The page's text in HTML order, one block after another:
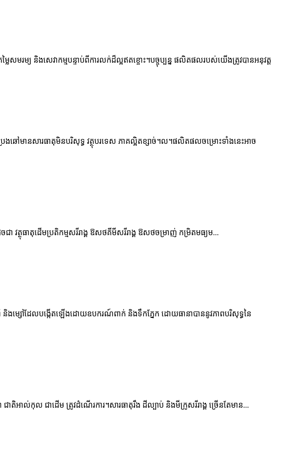
ម្យ និងសេវាកម្មបន្ទាប់ពីការលក់ដ៏ល្អឥតខ្ចោះ។បច្ចុប្បន្ន ផលិតផលរបស់យើងត្រូវបានអនុវត្ត
រេងឆៅមានសារធាតុមិនបរិសុទ្ធ វត្ថុបរទេស ភាគល្អិតខ្សាច់។ល។ផលិតផលចម្រោះទាំងនេះអាច
វត្ថុធាតុដើមប្រតិកម្មសរីរាង្គ ឱសថគីមីសរីរាង្គ ឱសថចម្រាញ់ កម្រិតមធ្យម...
និងម្សៅដែលបង្កើតឡើងដោយឧបករណ៍ពាក់ និងទឹកភ្នែក ដោយធានាបាននូវភាពបរិសុទ្ធនៃ
តិអាល់កុល ជាដើម ត្រូវដំណើរការ។សារធាតុរឹង ដីល្បាប់ និងមីក្រូសរីរាង្គ ច្រើនតែមាន...